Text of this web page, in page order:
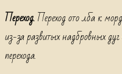
Переход.Переход ото лба к
из-за развитых надбровных дуг
перехода.